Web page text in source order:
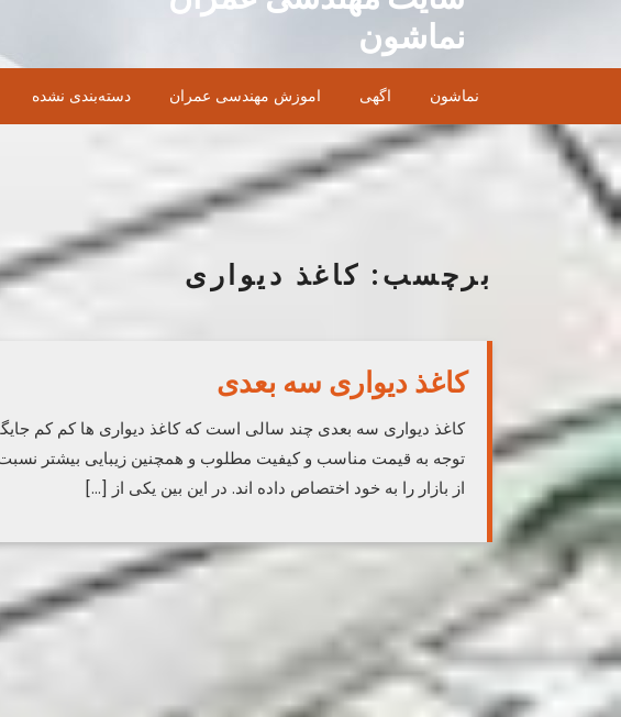
content
نماشون
نماشون اگهی اموزش مهندسی عمران دسته‌بندی نشده
برچسب: کاغذ دیواری
کاغذ دیواری سه بعدی
کاغذ دیواری سه بعدی چند سالی است که کاغذ دیواری ها کم کم جایگاه
توجه به قیمت مناسب و کیفیت مطلوب و همچنین زیبایی بیشتر
از بازار را به خود اختصاص داده اند. در این بین یکی از […]